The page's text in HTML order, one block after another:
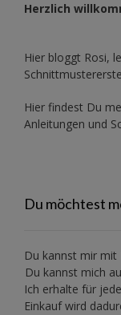
Herzlich
Hier bloggt Rosi,
Hier findest Du
Anleitungen und
Du möchtest
Du kannst mir mit
Du kannst mich
Ich erhalte für
Einkauf wird